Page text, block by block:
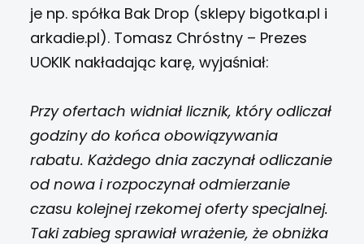
je np. spółka Bak Drop (sklepy bigotka.pl i
arkadie.pl). Tomasz Chróstny – Prezes
UOKIK nakładając karę, wyjaśniał:
Przy ofertach widniał licznik, który odliczał
godziny do końca obowiązywania
rabatu. Każdego dnia zaczynał odliczanie
od nowa i rozpoczynał odmierzanie
czasu kolejnej rzekomej oferty specjalnej.
Taki zabieg sprawiał wrażenie, że obniżka